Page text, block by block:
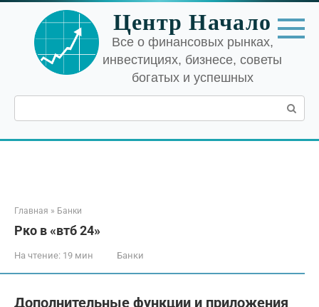
Перейти
контенту
Центр Начало
Все о финансовых рынках,
инвестициях, бизнесе, советы
богатых и успешных
Поиск:
Главная » Банки
Рко в «втб 24»
На чтение: 19 мин Банки
Дополнительные функции и приложения